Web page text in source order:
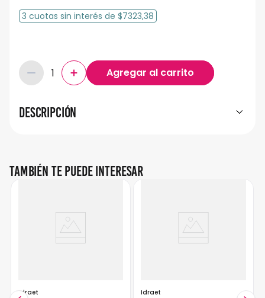
3 cuotas sin interés de $7323,38
Descripción
También te puede interesar
Idraet Idraet